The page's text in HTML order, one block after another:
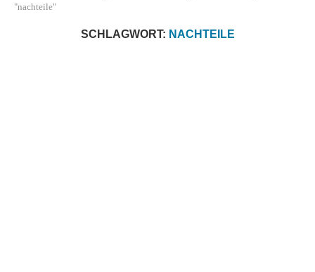
"nachteile"
SCHLAGWORT: NACHTEILE